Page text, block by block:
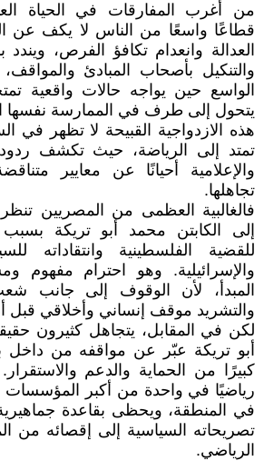
من أغرب المفارقات في الحياة
قطاعًا واسعًا من الناس لا يكف عن
العدالة وانعدام تكافؤ الفرص، ويندد
والتنكيل بأصحاب المبادئ
الواسع حين يواجه حالات واقعية
يتحول إلى طرف في الممارسة نفسها
هذه الازدواجية القبيحة لا تظهر في
تمتد إلى الرياضة، حيث تكشف ردود
والإعلامية أحيانًا عن معايير
تجاهلها.
فالغالبية العظمى من المصريين
إلى الكابتن محمد أبو تريكة
للقضية الفلسطينية وانتقاداته
والإسرائيلية. وهو احترام
المبدأ، لأن الوقوف إلى جانب
والتشريد موقف إنساني وأخلاقي قبل
لكن في المقابل، يتجاهل كثيرون
أبو تريكة عبّر عن مواقفه من داخل
كبيرًا من الحماية والدعم
رياضيًا في واحدة من أكبر المؤسسات
في المنطقة، ويحظى بقاعدة
تصريحاته السياسية إلى إقصائه من
الرياضي.